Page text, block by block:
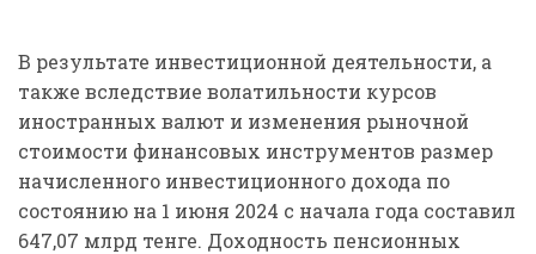
В результате инвестиционной деятельности, а
также вследствие волатильности курсов
иностранных валют и изменения рыночной
стоимости финансовых инструментов размер
начисленного инвестиционного дохода по
состоянию на 1 июня 2024 с начала года составил
647,07 млрд тенге. Доходность пенсионных